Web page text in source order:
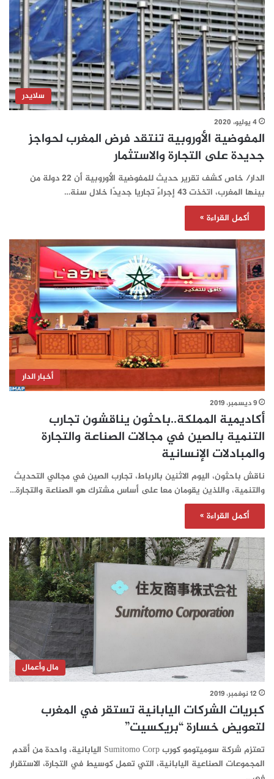
سلايدر
4 يوليو، 2020
المفوضية الأوروبية تنتقد فرض المغرب لحواجز
جديدة على التجارة والاستثمار
الدار/ خاص كشف تقرير حديث للمفوضية الأوروبية أن 22 دولة من
بينها المغرب، اتخذت 43 إجراءً تجاريا جديدًا خلال سنة…
أكمل القراءة »
أخبار الدار
9 ديسمبر، 2019
أكاديمية المملكة..باحثون يناقشون تجارب
التنمية بالصين في مجالات الصناعة والتجارة
والمبادلات الإنسانية
​ناقش باحثون، اليوم الاثنين بالرباط، تجارب الصين في مجالي التحديث
والتنمية، واللذين يقومان معا على أساس مشترك هو الصناعة والتجارة…
أكمل القراءة »
مال وأعمال
12 نوفمبر، 2019
كبريات الشركات اليابانية تستقر في المغرب
لتعويض خسارة “بريكسيت”
تعتزم شركة سوميتومو كورب Sumitomo Corp اليابانية، واحدة من أقدم
المجموعات الصناعية اليابانية، التي تعمل كوسيط في التجارة، الاستقرار